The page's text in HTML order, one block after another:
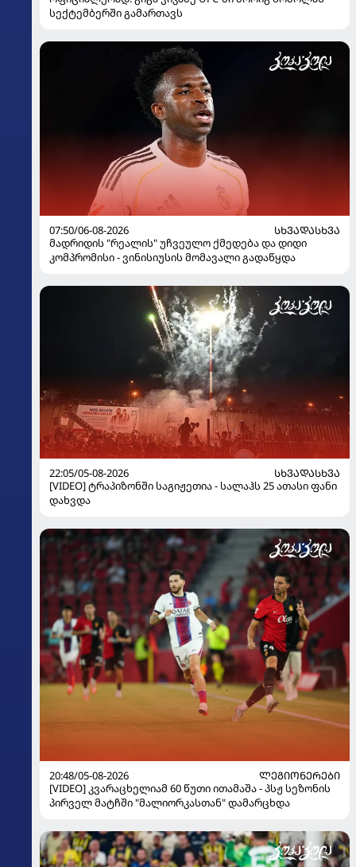
სექტემბერში გამართავს
07:50/06-08-2026
ᲡᲮᲕᲐᲓᲐᲡᲮᲕᲐ
მადრიდის "რეალის" უჩვეულო ქმედება და დიდი
კომპრომისი - ვინისიუსის მომავალი გადაწყდა
22:05/05-08-2026
ᲡᲮᲕᲐᲓᲐᲡᲮᲕᲐ
[VIDEO] ტრაპიზონში საგიჟეთია - სალაჰს 25 ათასი ფანი
დახვდა
20:48/05-08-2026
ᲚᲔᲒᲘᲝᲜᲔᲠᲔᲑᲘ
[VIDEO] კვარაცხელიამ 60 წუთი ითამაშა - პსჟ სეზონის
პირველ მატჩში "მალიორკასთან" დამარცხდა